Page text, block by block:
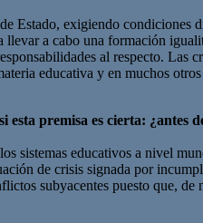
Estado, exigiendo
llevar a cabo una formación
al respecto.
educativa y en muchos
premisa es cierta:
educativos a nivel
de crisis signada por
subyacentes puesto que,